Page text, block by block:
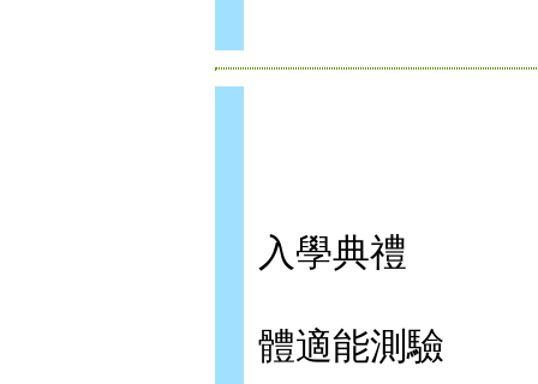
入學典禮
體適能測驗